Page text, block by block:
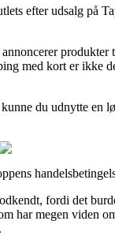
efter udsalg på
produkter
med kort er ikke
du udnytte en
fordi det
har megen viden